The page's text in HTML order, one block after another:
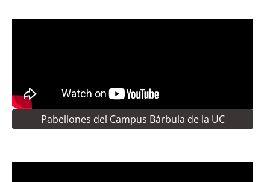
Pabellones del Campus Bárbula de la UC